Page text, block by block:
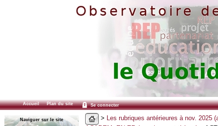
Accueil Plan du site Se connecter
Naviguer sur le site > Les rubriques antérieures à nov. 2025